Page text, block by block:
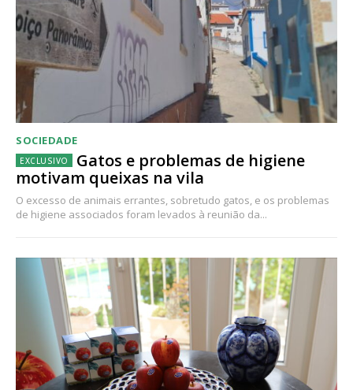
SOCIEDADE
Gatos e problemas de higiene
motivam queixas na vila
O excesso de animais errantes, sobretudo gatos, e os problemas
de higiene associados foram levados à reunião da...